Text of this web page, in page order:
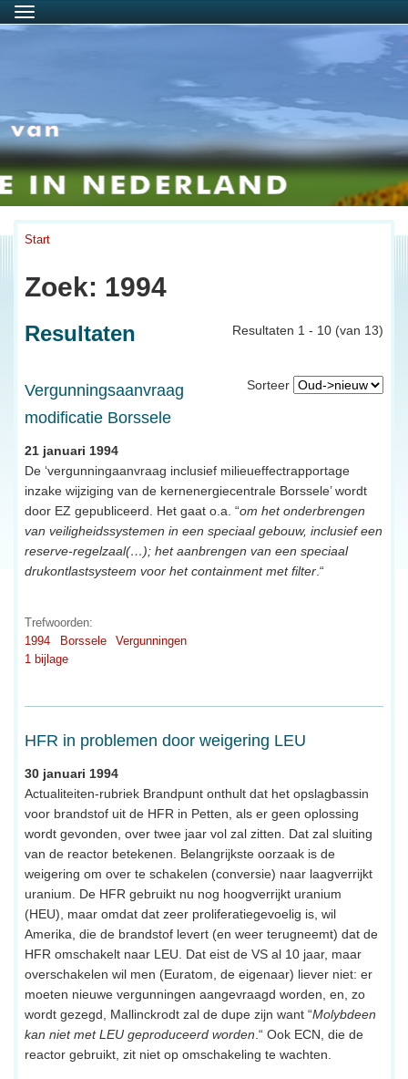
Menu
Start
Zoek: 1994
Resultaten 1 - 10 (van 13)
Resultaten
Sorteer
Vergunningsaanvraag
modificatie Borssele
21 januari 1994
De ‘vergunningaanvraag inclusief milieueffectrapportage
inzake wijziging van de kernenergiecentrale Borssele’ wordt
door EZ gepubliceerd. Het gaat o.a. “om het onderbrengen
van veiligheidssystemen in een speciaal gebouw, inclusief een
reserve-regelzaal(…); het aanbrengen van een speciaal
drukontlastsysteem voor het containment met filter .“
Trefwoorden:
1994
Borssele
Vergunningen
1 bijlage
HFR in problemen door weigering LEU
30 januari 1994
Actualiteiten-rubriek Brandpunt onthult dat het opslagbassin
voor brandstof uit de HFR in Petten, als er geen oplossing
wordt gevonden, over twee jaar vol zal zitten. Dat zal sluiting
van de reactor betekenen. Belangrijkste oorzaak is de
weigering om over te schakelen (conversie) naar laagverrijkt
uranium. De HFR gebruikt nu nog hoogverrijkt uranium
(HEU), maar omdat dat zeer proliferatiegevoelig is, wil
Amerika, die de brandstof levert (en weer terugneemt) dat de
HFR omschakelt naar LEU. Dat eist de VS al 10 jaar, maar
overschakelen wil men (Euratom, de eigenaar) liever niet: er
moeten nieuwe vergunningen aangevraagd worden, en, zo
wordt gezegd, Mallinckrodt zal de dupe zijn want “Molybdeen
kan niet met LEU geproduceerd worden .“ Ook ECN, die de
reactor gebruikt, zit niet op omschakeling te wachten.